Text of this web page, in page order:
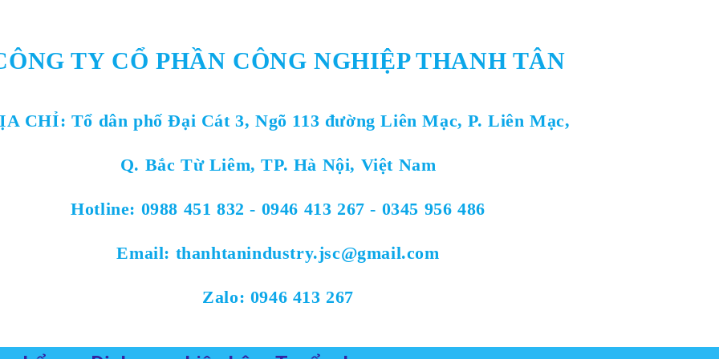
TY CỔ PHẦN CÔNG NGHIỆP THANH TÂN
CHỈ: Tổ dân phố Đại Cát 3, Ngõ 113 đường Liên Mạc, P. Liên Mạc,
Q. Bắc Từ Liêm, TP. Hà Nội, Việt Nam
Hotline: 0988 451 832 - 0946 413 267 - 0345 956 486
Email: thanhtanindustry.jsc@gmail.com
Zalo: 0946 413 267